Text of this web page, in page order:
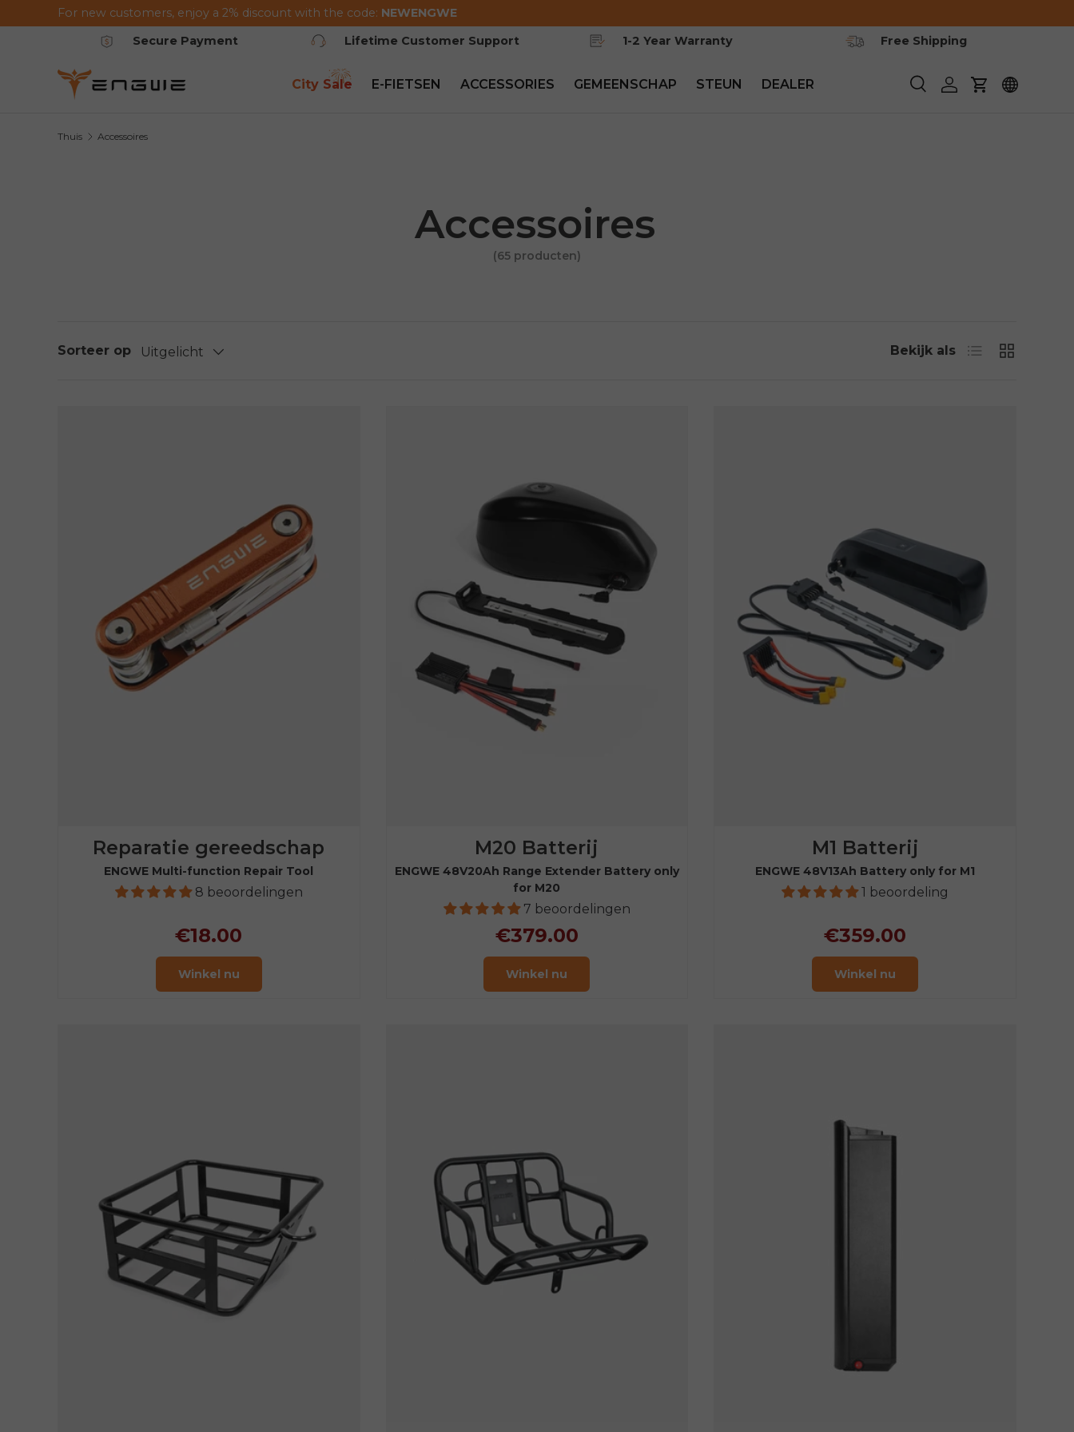
Ga naar de inhoud
For new customers, enjoy a 2% discount with the code: NEWENGWE
Secure Payment
Lifetime Customer Support 1-2 Year Warranty Free Shipping
ZoekenInloggenWinkelwagen
City Sale E-FIETSEN ACCESSORIES GEMEENSCHAP STEUN DEALER
Thuis Accessoires
Accessoires
(65 producten)
Sorteer op Uitgelicht Bekijk als Lijst Rooster
Reparatie gereedschap
ENGWE Multi-function Repair Tool
8 beoordelingen
€18.00
Winkel nu
M20 Batterij
ENGWE 48V20Ah Range Extender Battery only
for M20
7 beoordelingen
€379.00
Winkel nu
M1 Batterij
ENGWE 48V13Ah Battery only for M1
1 beoordeling
€359.00
Winkel nu